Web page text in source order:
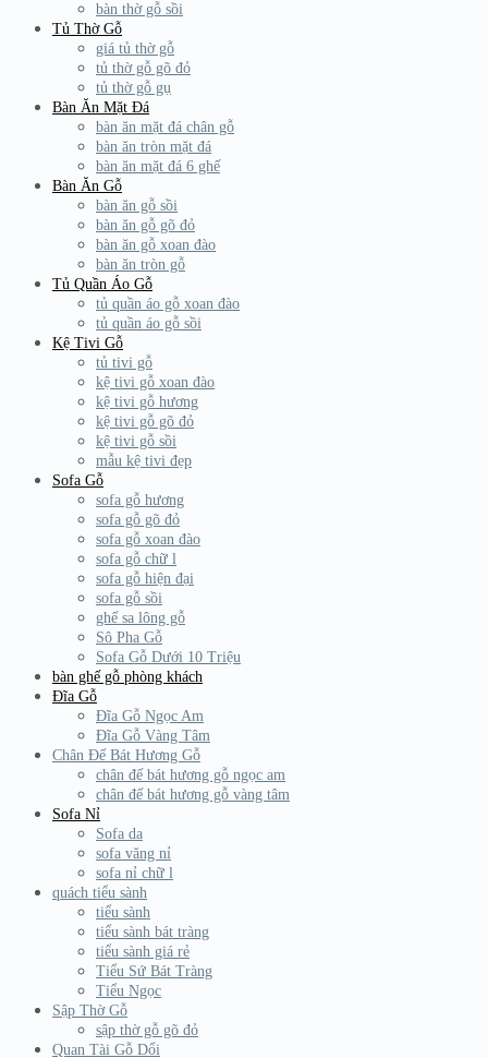
bàn thờ gỗ sồi
Tủ Thờ Gỗ
giá tủ thờ gỗ
tủ thờ gỗ gõ đỏ
tủ thờ gỗ gụ
Bàn Ăn Mặt Đá
bàn ăn mặt đá chân gỗ
bàn ăn tròn mặt đá
bàn ăn mặt đá 6 ghế
Bàn Ăn Gỗ
bàn ăn gỗ sồi
bàn ăn gỗ gõ đỏ
bàn ăn gỗ xoan đào
bàn ăn tròn gỗ
Tủ Quần Áo Gỗ
tủ quần áo gỗ xoan đào
tủ quần áo gỗ sồi
Kệ Tivi Gỗ
tủ tivi gỗ
kệ tivi gỗ xoan đào
kệ tivi gỗ hương
kệ tivi gỗ gõ đỏ
kệ tivi gỗ sồi
mẫu kệ tivi đẹp
Sofa Gỗ
sofa gỗ hương
sofa gỗ gõ đỏ
sofa gỗ xoan đào
sofa gỗ chữ l
sofa gỗ hiện đại
sofa gỗ sồi
ghế sa lông gỗ
Sô Pha Gỗ
Sofa Gỗ Dưới 10 Triệu
bàn ghế gỗ phòng khách
Đĩa Gỗ
Đĩa Gỗ Ngọc Am
Đĩa Gỗ Vàng Tâm
Chân Đế Bát Hương Gỗ
chân đế bát hương gỗ ngọc am
chân đế bát hương gỗ vàng tâm
Sofa Nỉ
Sofa da
sofa văng nỉ
sofa nỉ chữ l
quách tiểu sành
tiểu sành
tiểu sành bát tràng
tiểu sành giá rẻ
Tiểu Sứ Bát Tràng
Tiểu Ngọc
Sập Thờ Gỗ
sập thờ gỗ gõ đỏ
Quan Tài Gỗ Dổi